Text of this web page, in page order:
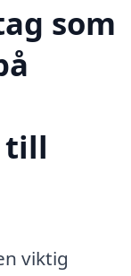
som
till
viktig